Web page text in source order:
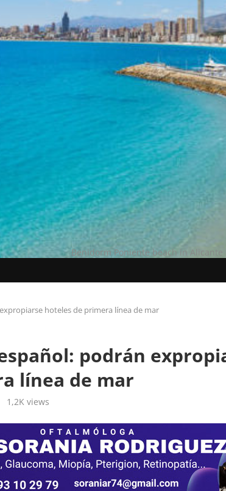
Benidorm Poniente beach in
hoteles de primera línea de mar
podrán
línea de mar
1,2K views